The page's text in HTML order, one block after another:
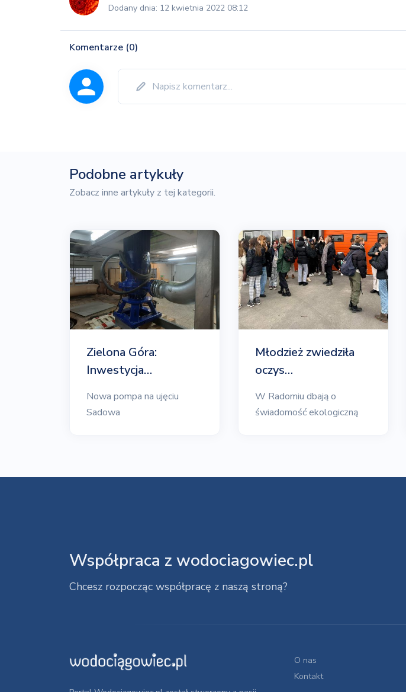
Dodany dnia: 12 kwietnia 2022 08:12
Komentarze (0)
Podobne artykuły
Zobacz inne artykuły z tej kategorii.
Zielona Góra:
Inwestycja…
Nowa pompa na ujęciu
Sadowa
Młodzież zwiedziła
oczys…
W Radomiu dbają o
świadomość ekologiczną
Współpraca z wodociagowiec.pl
Chcesz rozpocząc współpracę z naszą stroną?
O nas
Kontakt